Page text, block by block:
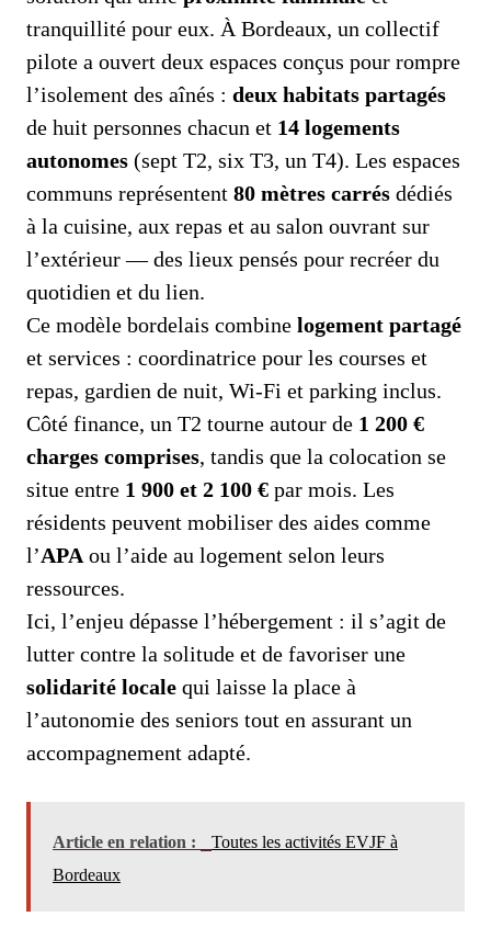
tranquillité pour eux. À Bordeaux, un collectif
pilote a ouvert deux espaces conçus pour rompre
l’isolement des aînés : deux habitats partagés
de huit personnes chacun et 14 logements
autonomes (sept T2, six T3, un T4). Les espaces
communs représentent 80 mètres carrés dédiés
à la cuisine, aux repas et au salon ouvrant sur
l’extérieur — des lieux pensés pour recréer du
quotidien et du lien.
Ce modèle bordelais combine logement partagé
et services : coordinatrice pour les courses et
repas, gardien de nuit, Wi‑Fi et parking inclus.
Côté finance, un T2 tourne autour de 1 200 €
charges comprises, tandis que la colocation se
situe entre 1 900 et 2 100 € par mois. Les
résidents peuvent mobiliser des aides comme
l’APA ou l’aide au logement selon leurs
ressources.
Ici, l’enjeu dépasse l’hébergement : il s’agit de
lutter contre la solitude et de favoriser une
solidarité locale qui laisse la place à
l’autonomie des seniors tout en assurant un
accompagnement adapté.
Article en relation :
Toutes les activités EVJF à
Bordeaux